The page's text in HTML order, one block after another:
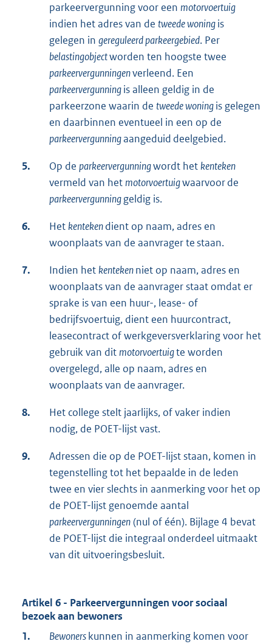
parkeervergunning voor een motorvoertuig
indien het adres van de tweede woningis
gelegen in gereguleerd parkeergebied. Per
belastingobjectworden ten hoogste twee
parkeervergunningenverleend. Een
parkeervergunningis alleen geldig in de
parkeerzone waarin de tweede woningis gelegen
en daarbinnen eventueel in een op de
parkeervergunningaangeduid deelgebied.
5. Op de parkeervergunningwordt het kenteken
vermeld van het motorvoertuigwaarvoor de
parkeervergunninggeldig is.
6. Het kentekendient op naam, adres en
woonplaats van de aanvrager te staan.
7. Indien het kentekenniet op naam, adres en
woonplaats van de aanvrager staat omdat er
sprake is van een huur-, lease- of
bedrijfsvoertuig, dient een huurcontract,
leasecontract of werkgeversverklaring voor het
gebruik van dit motorvoertuigte worden
overgelegd, alle op naam, adres en
woonplaats van de aanvrager.
8.
Het college stelt jaarlijks, of vaker indien
nodig, de POET-lijst vast.
9.
Adressen die op de POET-lijst staan, komen in
tegenstelling tot het bepaalde in de leden
twee en vier slechts in aanmerking voor het op
de POET-lijst genoemde aantal
parkeervergunningen(nul of één). Bijlage 4 bevat
de POET-lijst die integraal onderdeel uitmaakt
van dit uitvoeringsbesluit.
Artikel 6 - Parkeervergunningen voor sociaal
bezoek aan bewoners
1.
Bewonerskunnen in aanmerking komen voor